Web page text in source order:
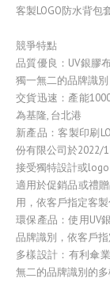
客製LOGO防水背包
競爭特點
品質優良：UV銀膠
獨一無二的品牌識
交貨迅速：產能
為基隆, 台北港
新產品：客製印刷
份有限公司於2022/
接受獨特設計或logo
適用於促銷品或禮
用，依客戶指定客
環保產品：使用UV
品牌識別，依客戶
多樣設計：有利傘
無二的品牌識別的